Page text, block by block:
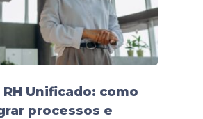
RH Unificado: como
processos e